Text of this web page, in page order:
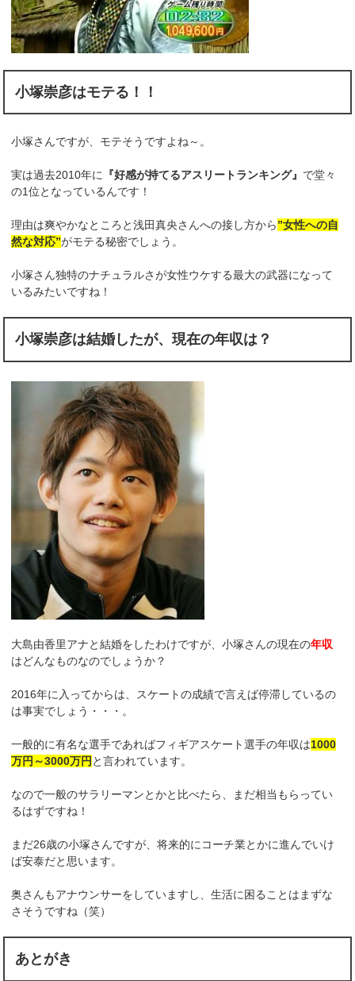
小塚崇彦はモテる！！
小塚さんですが、モテそうですよね～。
実は過去2010年に 『好感が持てるアスリートランキング』 で堂々
の1位となっているんです！
理由は爽やかなところと浅田真央さんへの接し方から”女性への自
然な対応”がモテる秘密でしょう。
小塚さん独特のナチュラルさが女性ウケする最大の武器になって
いるみたいですね！
小塚崇彦は結婚したが、現在の年収は？
大島由香里アナと結婚をしたわけですが、小塚さんの現在の年収
はどんなものなのでしょうか？
2016年に入ってからは、スケートの成績で言えば停滞しているの
は事実でしょう・・・。
一般的に有名な選手であればフィギアスケート選手の年収は1000
万円～3000万円 と言われています。
なので一般のサラリーマンとかと比べたら、まだ相当もらってい
るはずですね！
まだ26歳の小塚さんですが、将来的にコーチ業とかに進んでいけ
ば安泰だと思います。
奥さんもアナウンサーをしていますし、生活に困ることはまずな
さそうですね（笑）
あとがき